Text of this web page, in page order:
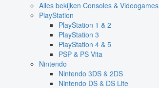
Alles bekijken Consoles & Videogames
PlayStation
PlayStation 1 & 2
PlayStation 3
PlayStation 4 & 5
PSP & PS Vita
Nintendo
Nintendo 3DS & 2DS
Nintendo DS & DS Lite